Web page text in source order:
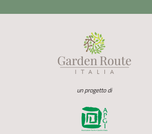
un progetto di